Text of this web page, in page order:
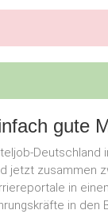
gute
Deutschland
jetzt zusammen
in
in den